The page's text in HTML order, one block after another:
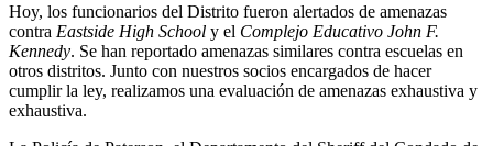
Hoy, los funcionarios del Distrito fueron alertados de amenazas
contra Eastside High School y el Complejo Educativo John F.
Kennedy. Se han reportado amenazas similares contra escuelas en
otros distritos. Junto con nuestros socios encargados de hacer
cumplir la ley, realizamos una evaluación de amenazas exhaustiva y
exhaustiva.